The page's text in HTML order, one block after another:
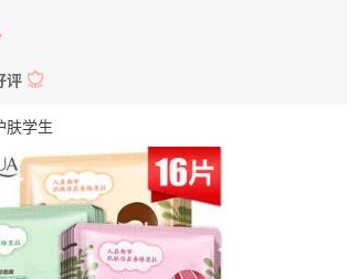
评
肤学生